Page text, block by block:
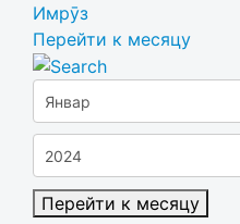
Имрӯз
Перейти к месяцу
Перейти к месяцу